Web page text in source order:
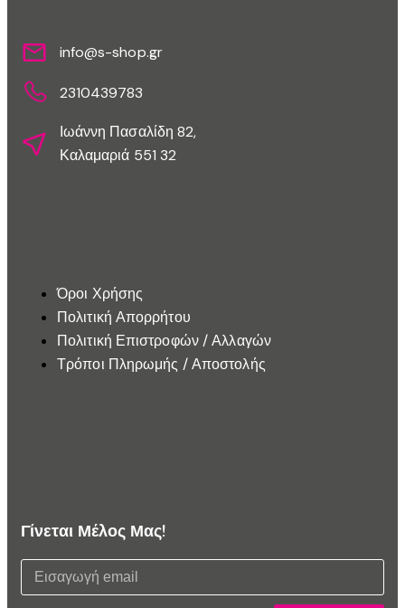
info@s-shop.gr
2310439783
Ιωάννη Πασαλίδη 82,
Καλαμαριά 551 32
Όροι Χρήσης
Πολιτική Απορρήτου
Πολιτική Επιστροφών / Αλλαγών
Τρόποι Πληρωμής / Αποστολής
Γίνεται Μέλος Μας!